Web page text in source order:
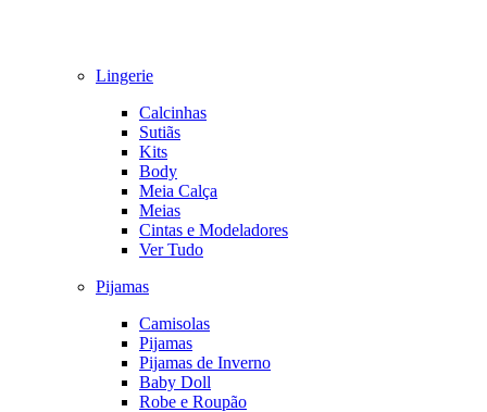
Lingerie
Calcinhas
Sutiãs
Kits
Body
Meia Calça
Meias
Cintas e Modeladores
Ver Tudo
Pijamas
Camisolas
Pijamas
Pijamas de Inverno
Baby Doll
Robe e Roupão